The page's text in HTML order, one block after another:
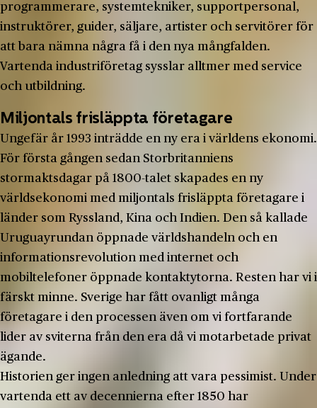
programmerare, systemtekniker, supportpersonal,
instruktörer, guider, säljare, artister och servitörer för
att bara nämna några få i den nya mångfalden.
Vartenda industriföretag sysslar alltmer med service
och utbildning.
Miljontals frisläppta företagare
Ungefär år 1993 inträdde en ny era i världens ekonomi.
För första gången sedan Storbritanniens
stormaktsdagar på 1800-talet skapades en ny
världsekonomi med miljontals frisläppta företagare i
länder som Ryssland, Kina och Indien. Den så kallade
Uruguayrundan öppnade världshandeln och en
informationsrevolution med internet och
mobiltelefoner öppnade kontaktytorna. Resten har vi i
färskt minne. Sverige har fått ovanligt många
företagare i den processen även om vi fortfarande
lider av sviterna från den era då vi motarbetade privat
ägande.
Historien ger ingen anledning att vara pessimist. Under
vartenda ett av decennierna efter 1850 har